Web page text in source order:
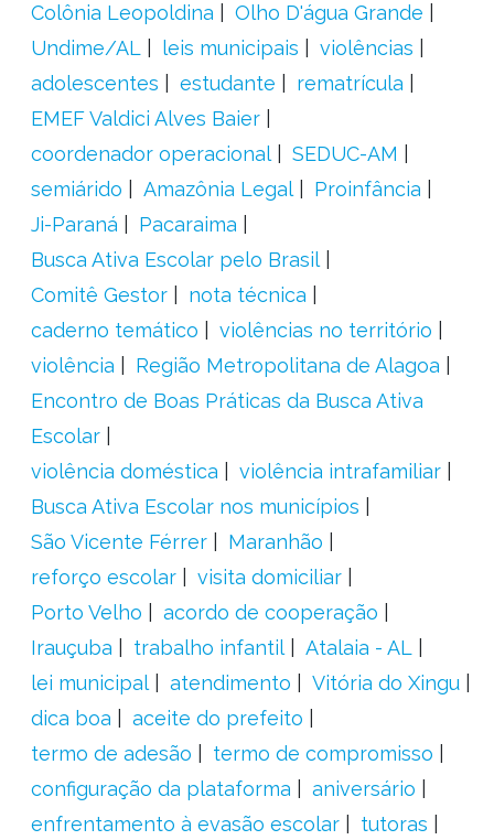
Colônia Leopoldina
Olho D'água Grande
Undime/AL
leis municipais
violências
adolescentes
estudante
rematrícula
EMEF Valdici Alves Baier
coordenador operacional
SEDUC-AM
semiárido
Amazônia Legal
Proinfância
Ji-Paraná
Pacaraima
Busca Ativa Escolar pelo Brasil
Comitê Gestor
nota técnica
caderno temático
violências no território
violência
Região Metropolitana de Alagoa
Encontro de Boas Práticas da Busca Ativa
Escolar
violência doméstica
violência intrafamiliar
Busca Ativa Escolar nos municípios
São Vicente Férrer
Maranhão
reforço escolar
visita domiciliar
Porto Velho
acordo de cooperação
Irauçuba
trabalho infantil
Atalaia - AL
lei municipal
atendimento
Vitória do Xingu
dica boa
aceite do prefeito
termo de adesão
termo de compromisso
configuração da plataforma
aniversário
enfrentamento à evasão escolar
tutoras